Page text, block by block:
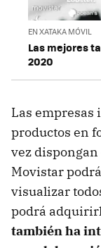
EN XATAKA MÓVIL
Las mejores
2020
Las empresas
productos en
vez
Movistar
visualizar
podrá
también ha